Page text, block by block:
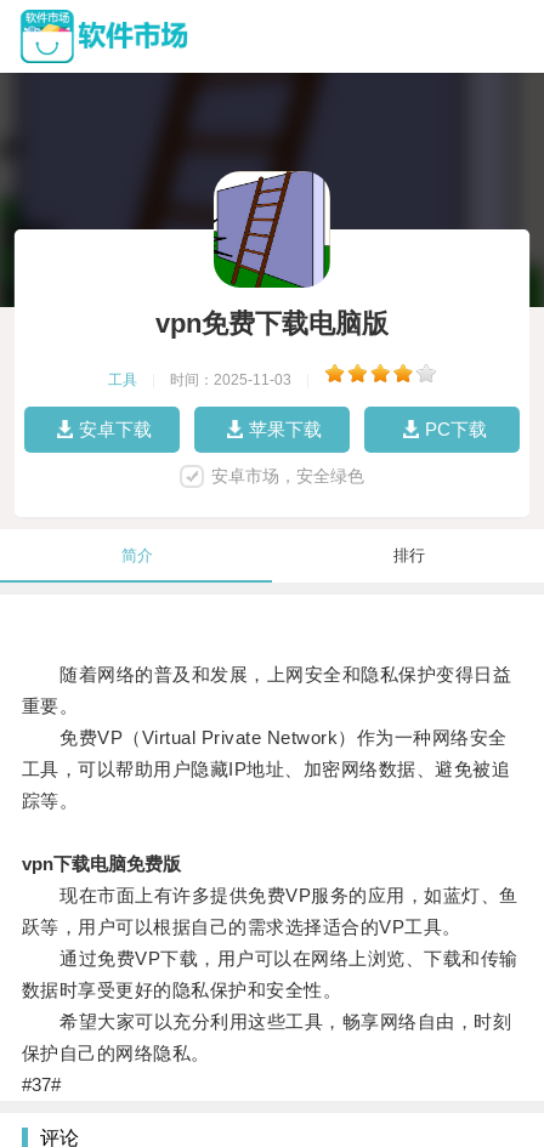
vpn免费下载电脑版
工具 时间：2025-11-03
安卓下载 苹果下载 PC下载
安卓市场，安全绿色
简介 排行
随着网络的普及和发展，上网安全和隐私保护变得日益
重要。
免费VP（Virtual Private Network）作为一种网络安全
工具，可以帮助用户隐藏IP地址、加密网络数据、避免被追
踪等。
vpn下载电脑免费版
现在市面上有许多提供免费VP服务的应用，如蓝灯、鱼
跃等，用户可以根据自己的需求选择适合的VP工具。
通过免费VP下载，用户可以在网络上浏览、下载和传输
数据时享受更好的隐私保护和安全性。
希望大家可以充分利用这些工具，畅享网络自由，时刻
保护自己的网络隐私。
#37#
评论